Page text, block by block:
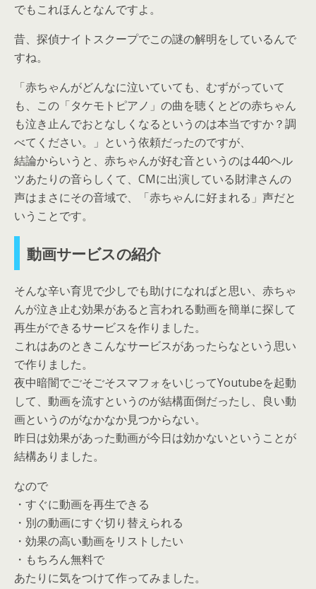
でもこれほんとなんですよ。
昔、探偵ナイトスクープでこの謎の解明をしているんで
すね。
「赤ちゃんがどんなに泣いていても、むずがっていて
も、この「タケモトピアノ」の曲を聴くとどの赤ちゃん
も泣き止んでおとなしくなるというのは本当ですか？調
べてください。」という依頼だったのですが、
結論からいうと、赤ちゃんが好む音というのは440ヘル
ツあたりの音らしくて、CMに出演している財津さんの
声はまさにその音域で、「赤ちゃんに好まれる」声だと
いうことです。
動画サービスの紹介
そんな辛い育児で少しでも助けになればと思い、赤ちゃ
んが泣き止む効果があると言われる動画を簡単に探して
再生ができるサービスを作りました。
これはあのときこんなサービスがあったらなという思い
で作りました。
夜中暗闇でごそごそスマフォをいじってYoutubeを起動
して、動画を流すというのが結構面倒だったし、良い動
画というのがなかなか見つからない。
昨日は効果があった動画が今日は効かないということが
結構ありました。
なので
・すぐに動画を再生できる
・別の動画にすぐ切り替えられる
・効果の高い動画をリストしたい
・もちろん無料で
あたりに気をつけて作ってみました。